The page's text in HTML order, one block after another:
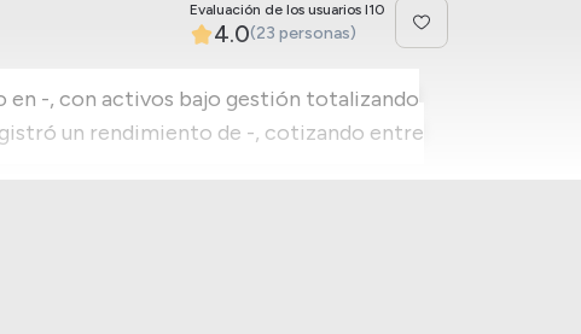
Evaluación de los usuarios I10
4.0(23 personas)
en -, con activos bajo gestión totalizando
un rendimiento de -, cotizando entre